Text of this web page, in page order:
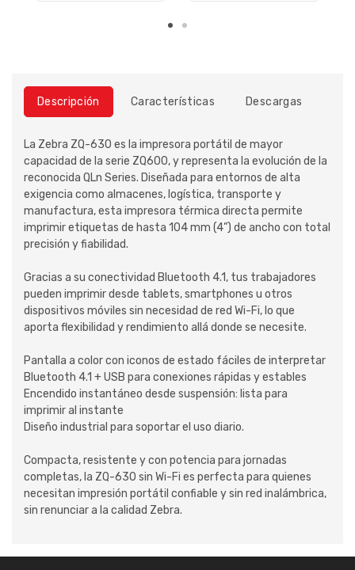
Descripción Características Descargas
La Zebra ZQ-630 es la impresora portátil de mayor
capacidad de la serie ZQ600, y representa la evolución de la
reconocida QLn Series. Diseñada para entornos de alta
exigencia como almacenes, logística, transporte y
manufactura, esta impresora térmica directa permite
imprimir etiquetas de hasta 104 mm (4”) de ancho con total
precisión y fiabilidad.
Gracias a su conectividad Bluetooth 4.1, tus trabajadores
pueden imprimir desde tablets, smartphones u otros
dispositivos móviles sin necesidad de red Wi-Fi, lo que
aporta flexibilidad y rendimiento allá donde se necesite.
Pantalla a color con iconos de estado fáciles de interpretar
Bluetooth 4.1 + USB para conexiones rápidas y estables
Encendido instantáneo desde suspensión: lista para
imprimir al instante
Diseño industrial para soportar el uso diario.
Compacta, resistente y con potencia para jornadas
completas, la ZQ-630 sin Wi-Fi es perfecta para quienes
necesitan impresión portátil confiable y sin red inalámbrica,
sin renunciar a la calidad Zebra.